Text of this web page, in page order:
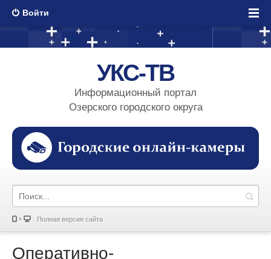
Войти
УКС-ТВ
Информационный портал
Озерского городского округа
Полная версия сайта
Оперативно-